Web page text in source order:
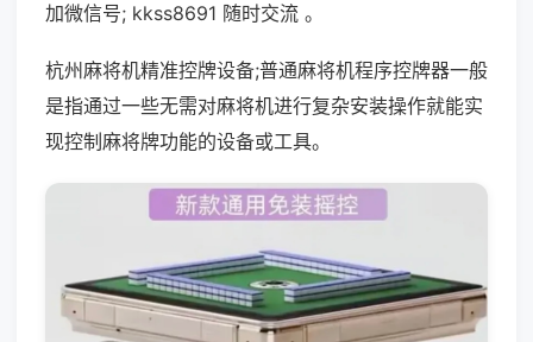
加微信号; kkss8691 随时交流 。
杭州麻将机精准控牌设备;普通麻将机程序控牌器一般
是指通过一些无需对麻将机进行复杂安装操作就能实
现控制麻将牌功能的设备或工具。